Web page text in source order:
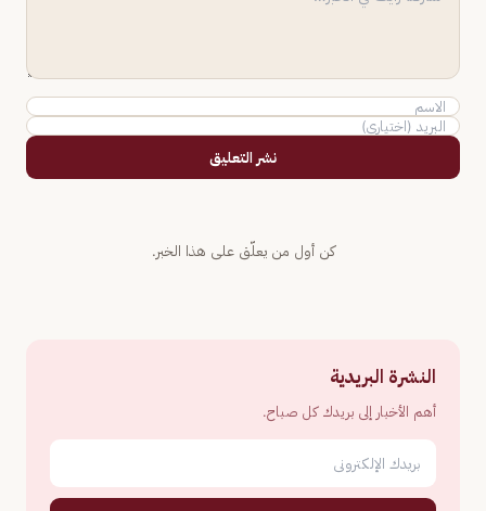
نشر التعليق
كن أول من يعلّق على هذا الخبر.
النشرة البريدية
أهم الأخبار إلى بريدك كل صباح.